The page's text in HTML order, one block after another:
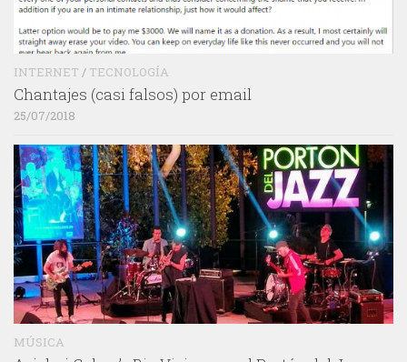
INTERNET / TECNOLOGÍA
Chantajes (casi falsos) por email
25/07/2018
MÚSICA